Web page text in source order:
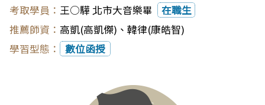
王○驊 北市大音樂畢
在職生
高凱(高凱傑) 、 韓律(康皓智)
數位函授